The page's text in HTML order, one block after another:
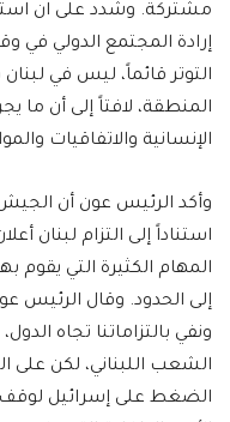
مشتركة. وشدد على ان
إرادة المجتمع الدولي في
التوتر قائماً، ليس في
المنطقة، لافتاً إلى أن
الإنسانية والاتفاقيات
وأكد الرئيس عون أن الجيش
استناداً إلى التزام لبنان
المهام الكثيرة التي يقوم
إلى الحدود. وقال الرئيس
ونفي بالتزاماتنا تجاه
الشعب اللبناني، لكن على
الضغط على إسرائيل لوقف